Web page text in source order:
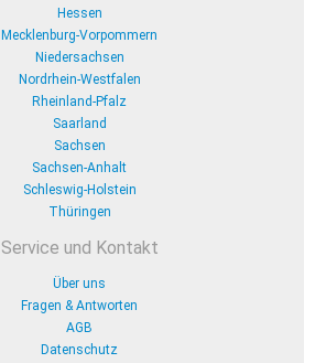
Hessen
Mecklenburg-Vorpommern
Niedersachsen
Nordrhein-Westfalen
Rheinland-Pfalz
Saarland
Sachsen
Sachsen-Anhalt
Schleswig-Holstein
Thüringen
Service und Kontakt
Über uns
Fragen & Antworten
AGB
Datenschutz